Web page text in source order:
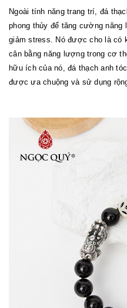
Ngoài tính năng trang trí, đá
phong thủy để tăng cường
giảm stress. Nó được cho là có
cân bằng năng lượng trong cơ
hữu ích của nó, đá thạch anh
được ưa chuộng và sử dụng